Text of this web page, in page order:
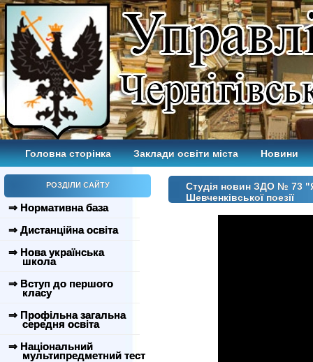
Головна сторінка Заклади освіти міста Новини
РОЗДІЛИ САЙТУ
⇒ Нормативна база
⇒ Дистанційна освіта
⇒ Нова українська
школа
⇒ Вступ до першого
класу
⇒ Профільна загальна
середня освіта
⇒ Національний
мультипредметний тест
Студія новин ЗДО № 73
Шевченківської поезії